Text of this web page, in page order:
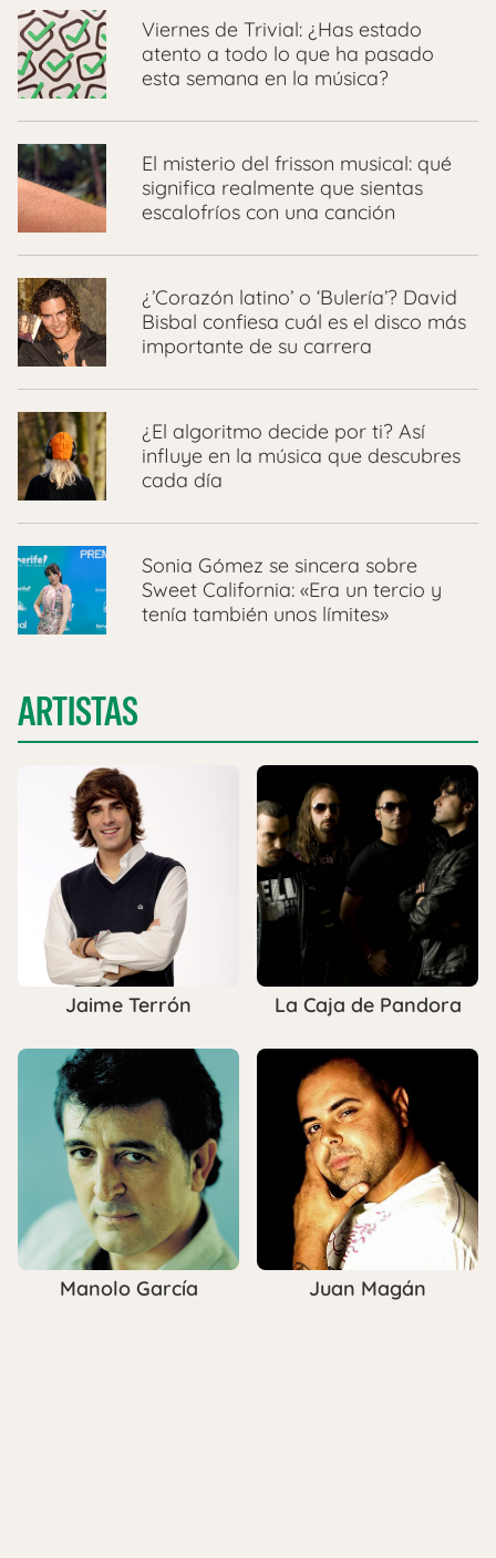
Viernes de Trivial: ¿Has estado
atento a todo lo que ha pasado
esta semana en la música?
El misterio del frisson musical: qué
significa realmente que sientas
escalofríos con una canción
¿’Corazón latino’ o ‘Bulería’? David
Bisbal confiesa cuál es el disco más
importante de su carrera
¿El algoritmo decide por ti? Así
influye en la música que descubres
cada día
Sonia Gómez se sincera sobre
Sweet California: «Era un tercio y
tenía también unos límites»
ARTISTAS
Jaime Terrón La Caja de Pandora
Manolo García Juan Magán